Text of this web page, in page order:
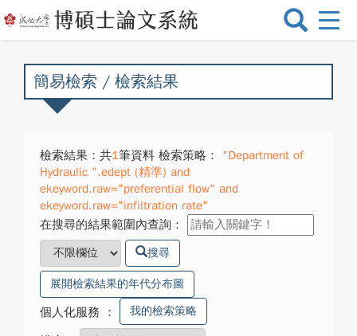
選
換
簡易檢索 / 檢索結果
檢索結果：共1筆資料 檢索策略：
"Department of
Hydraulic ".edept (精準) and
ekeyword.raw="preferential flow" and
ekeyword.raw="infiltration rate"
在搜尋的結果範圍內查詢：
搜尋
展開檢索結果的年代分布圖
個人化服務 ： 我的檢索策略